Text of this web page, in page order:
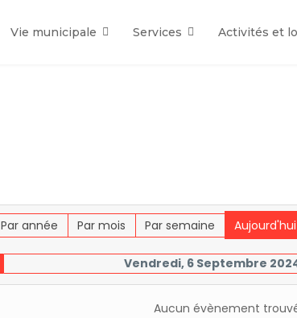
Vie municipale Services Activités et
Par année Par mois Par semaine Aujourd'hui
Vendredi, 6 Septembre
Aucun évènement